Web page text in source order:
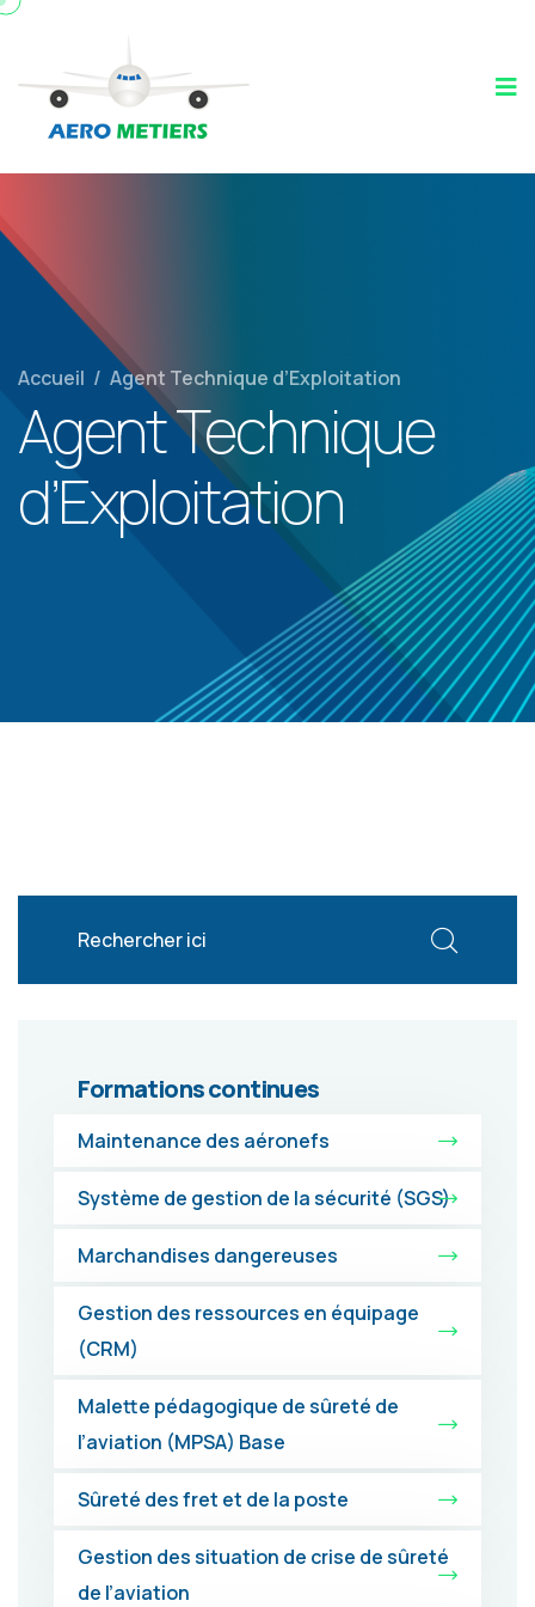
Accueil / Agent Technique d’Exploitation
Agent Technique
d’Exploitation
Formations continues
Maintenance des aéronefs
Système de gestion de la sécurité (SGS)
Marchandises dangereuses
Gestion des ressources en équipage
(CRM)
Malette pédagogique de sûreté de
l’aviation (MPSA) Base
Sûreté des fret et de la poste
Gestion des situation de crise de sûreté
de l’aviation